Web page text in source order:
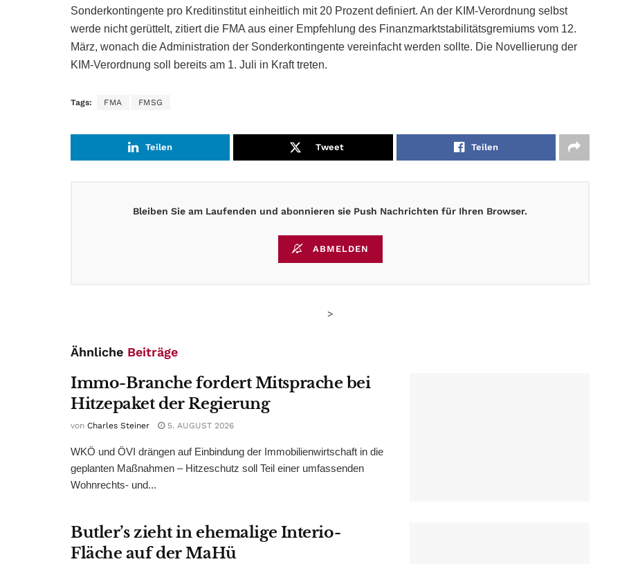
Sonderkontingente pro Kreditinstitut einheitlich mit 20 Prozent definiert. An der KIM-Verordnung selbst
werde nicht gerüttelt, zitiert die FMA aus einer Empfehlung des Finanzmarktstabilitätsgremiums vom 12.
März, wonach die Administration der Sonderkontingente vereinfacht werden sollte. Die Novellierung der
KIM-Verordnung soll bereits am 1. Juli in Kraft treten.
Tags: FMA FMSG
Teilen Tweet Teilen
Bleiben Sie am Laufenden und abonnieren sie Push Nachrichten für Ihren Browser.
ABMELDEN
>
Ähnliche Beiträge
Immo-Branche fordert Mitsprache bei
Hitzepaket der Regierung
von Charles Steiner 5. AUGUST 2026
WKÖ und ÖVI drängen auf Einbindung der Immobilienwirtschaft in die
geplanten Maßnahmen – Hitzeschutz soll Teil einer umfassenden
Wohnrechts- und...
Butler’s zieht in ehemalige Interio-
Fläche auf der MaHü